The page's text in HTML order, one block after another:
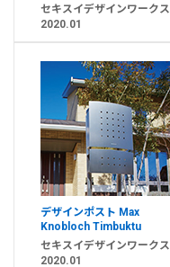
セキスイデザインワークス
2020.01
デザインポスト Max
Knobloch Timbuktu
セキスイデザインワークス
2020.01